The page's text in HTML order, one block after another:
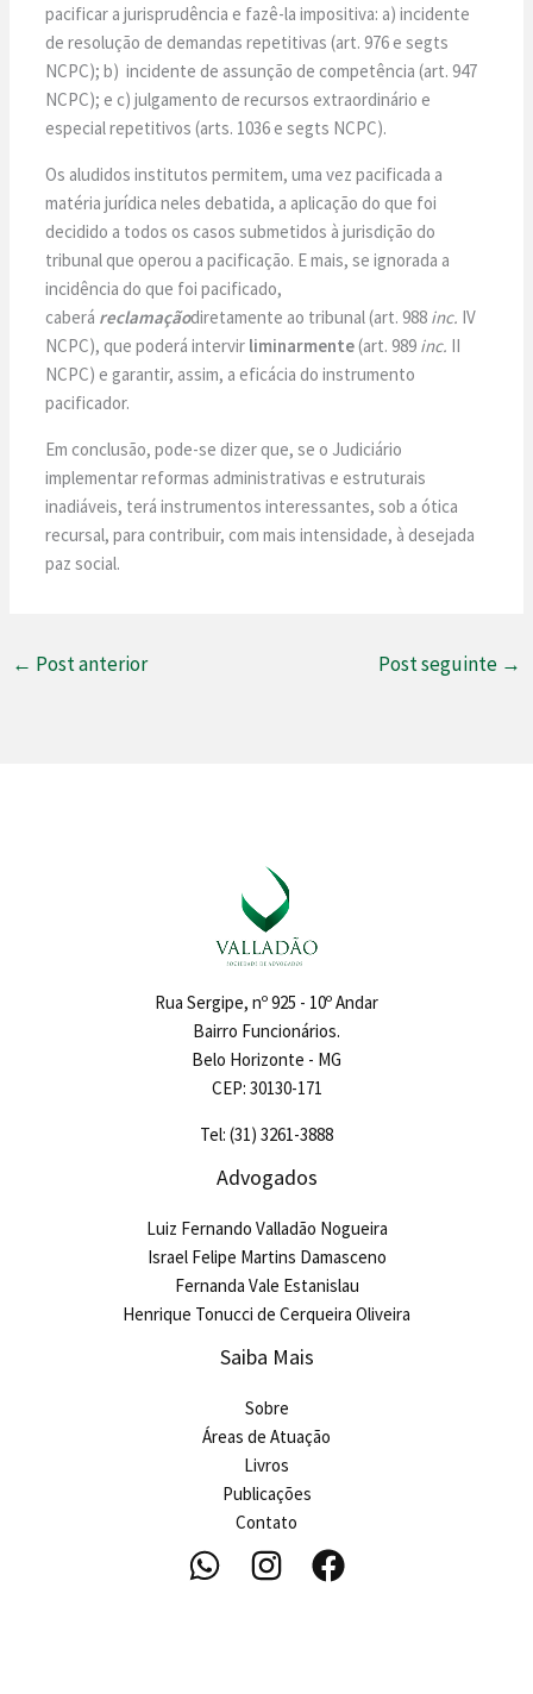
pacificar a jurisprudência e fazê-la impositiva: a) incidente
de resolução de demandas repetitivas (art. 976 e segts
NCPC); b) incidente de assunção de competência (art. 947
NCPC); e c) julgamento de recursos extraordinário e
especial repetitivos (arts. 1036 e segts NCPC).
Os aludidos institutos permitem, uma vez pacificada a
matéria jurídica neles debatida, a aplicação do que foi
decidido a todos os casos submetidos à jurisdição do
tribunal que operou a pacificação. E mais, se ignorada a
incidência do que foi pacificado,
caberá reclamaçãodiretamente ao tribunal (art. 988 inc. IV
NCPC), que poderá intervir liminarmente(art. 989 inc. II
NCPC) e garantir, assim, a eficácia do instrumento
pacificador.
Em conclusão, pode-se dizer que, se o Judiciário
implementar reformas administrativas e estruturais
inadiáveis, terá instrumentos interessantes, sob a ótica
recursal, para contribuir, com mais intensidade, à desejada
paz social.
← Post anterior Post seguinte →
Rua Sergipe, nº 925 - 10º Andar
Bairro Funcionários.
Belo Horizonte - MG
CEP: 30130-171
Tel: (31) 3261-3888
Advogados
Luiz Fernando Valladão Nogueira
Israel Felipe Martins Damasceno
Fernanda Vale Estanislau
Henrique Tonucci de Cerqueira Oliveira
Saiba Mais
Sobre
Áreas de Atuação
Livros
Publicações
Contato